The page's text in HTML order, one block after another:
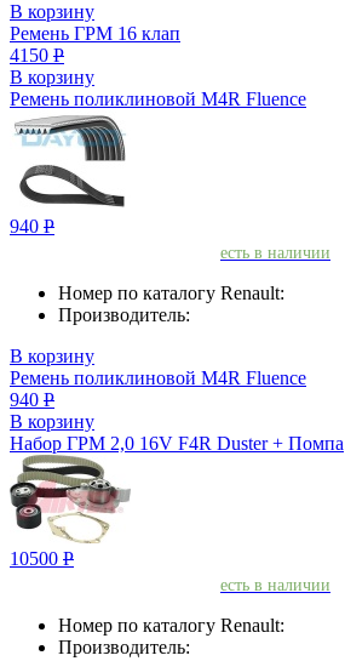
В корзину
Ремень ГРМ 16 клап
4150 Р
В корзину
Ремень поликлиновой M4R Fluence
940 Р
есть в наличии
Номер по каталогу Renault:
Производитель:
В корзину
Ремень поликлиновой M4R Fluence
940 Р
В корзину
Набор ГРМ 2,0 16V F4R Duster + Помпа
10500 Р
есть в наличии
Номер по каталогу Renault:
Производитель: